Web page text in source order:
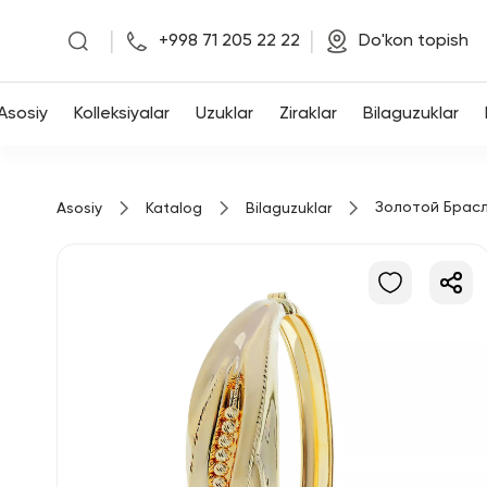
Asosiy
+998 71 205 22 22 Do'kon topish
Kolleksiyalar Uzuklar Ziraklar Bilaguzuklar
Asosiy Katalog Bilaguzuklar Золотой